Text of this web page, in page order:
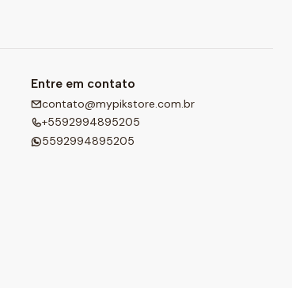
Entre em contato
contato@mypikstore.com.br
+5592994895205
5592994895205